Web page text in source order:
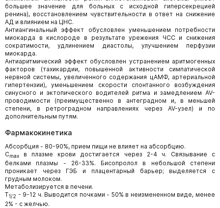
большее значение для больных с исходной гиперсекрецией
ренина), восстановлением чувствительности в ответ на снижение
АД и влиянием на ЦНС.
Антиангинальный эффект обусловлен уменьшением потребности
миокарда в кислороде в результате урежения ЧСС и снижения
сократимости, удлинением диастолы, улучшением перфузии
миокарда.
Антиаритмический эффект обусловлен устранением аритмогенных
факторов (тахикардии, повышенной активности симпатической
нервной системы, увеличенного содержания цАМФ, артериальной
гипертензии), уменьшением скорости спонтанного возбуждения
синусного и эктопического водителей ритма и замедлением AV-
проводимости (преимущественно в антеградном и, в меньшей
степени, в ретроградном направлениях через AV-узел) и по
дополнительным путям.
Фармакокинетика
Абсорбция - 80-90%, прием пищи не влияет на абсорбцию.
Cmax
в плазме крови достигается через 2-4 ч. Связывание с
белками плазмы - 26-33%. Бисопролол в небольшой степени
проникает через ГЭБ и плацентарный барьер; выделяется с
грудным молоком.
Метаболизируется в печени.
T1/2 - 9-12 ч. Выводится почками - 50% в неизмененном виде, менее
2% - с желчью.